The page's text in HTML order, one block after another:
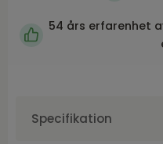
54 års erfarenhet
Specifikation